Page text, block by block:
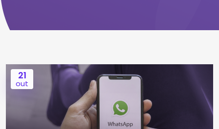
21
out